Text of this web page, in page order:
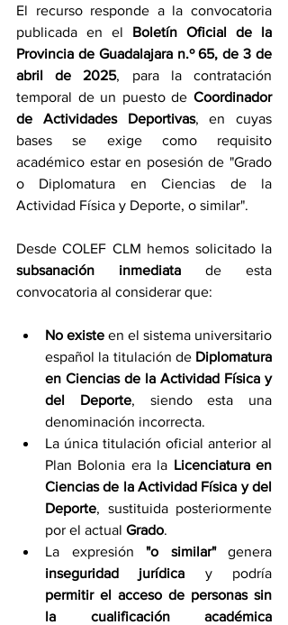
El recurso responde a la convocatoria
publicada en el Boletín Oficial de la
Provincia de Guadalajara n.º 65, de 3 de
abril de 2025, para la contratación
temporal de un puesto de Coordinador
de Actividades Deportivas, en cuyas
bases se exige como requisito
académico estar en posesión de "Grado
o Diplomatura en Ciencias de la
Actividad Física y Deporte, o similar".
subsanación inmediata de esta
convocatoria al considerar que:
No existe en el sistema universitario
español la titulación de Diplomatura
en Ciencias de la Actividad Física y
del Deporte, siendo esta una
denominación incorrecta.
La única titulación oficial anterior al
Plan Bolonia era la Licenciatura en
Ciencias de la Actividad Física y del
Deporte, sustituida posteriormente
por el actual Grado.
La expresión "o similar"
inseguridad jurídica
permitir el acceso de personas sin
la cualificación académica